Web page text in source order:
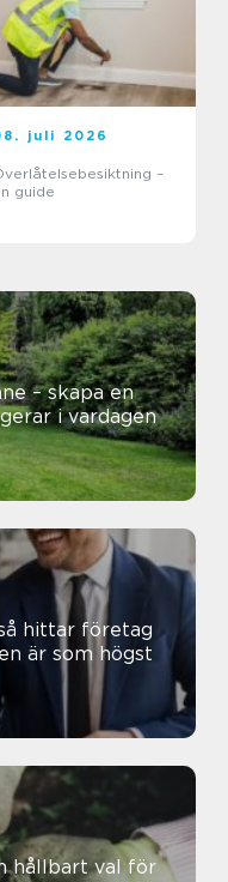
juli 2026
–
guide
– skapa en
i vardagen
är som högst
hållbart val för